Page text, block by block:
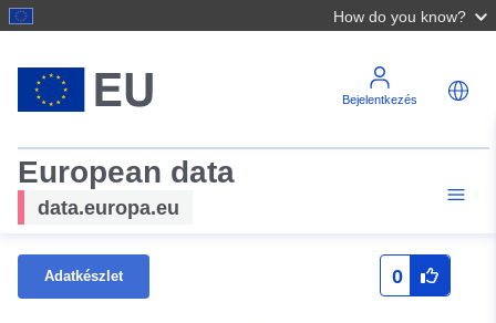
How do you know?
Bejelentkezés
European data
data.europa.eu
Adatkészlet 0